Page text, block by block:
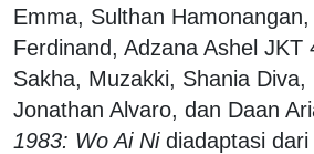
Emma, Sulthan
Ferdinand, Adzana Ashel JKT
Sakha, Muzakki, Shania Diva,
Jonathan Alvaro, dan Daan
1983: Wo Ai Nidiadaptasi dari